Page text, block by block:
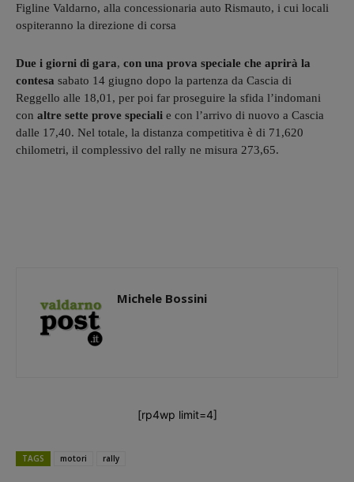
Figline Valdarno, alla concessionaria auto Rismauto, i cui locali
ospiteranno la direzione di corsa
Due i giorni di gara, con una prova speciale che aprirà la
contesa sabato 14 giugno dopo la partenza da Cascia di
Reggello alle 18,01, per poi far proseguire la sfida l’indomani
con altre sette prove speciali e con l’arrivo di nuovo a Cascia
dalle 17,40. Nel totale, la distanza competitiva è di 71,620
chilometri, il complessivo del rally ne misura 273,65.
Michele Bossini
[rp4wp limit=4]
TAGS motori rally